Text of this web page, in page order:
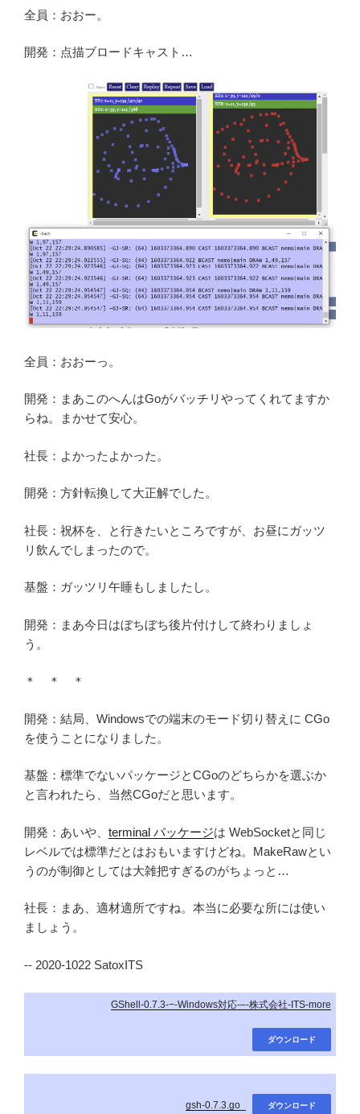
全員：おおー。
開発：点描ブロードキャスト…
全員：おおーっ。
開発：まあこのへんはGoがバッチリやってくれてますか
らね。まかせて安心。
社長：よかったよかった。
開発：方針転換して大正解でした。
社長：祝杯を、と行きたいところですが、お昼にガッツ
リ飲んでしまったので。
基盤：ガッツリ午睡もしましたし。
開発：まあ今日はぼちぼち後片付けして終わりましょ
う。
＊ ＊ ＊
開発：結局、Windowsでの端末のモード切り替えに CGo
を使うことになりました。
基盤：標準でないパッケージとCGoのどちらかを選ぶか
と言われたら、当然CGoだと思います。
開発：あいや、 terminal パッケージは WebSocketと同じ
レベルでは標準だとはおもいますけどね。MakeRawとい
うのが制御としては大雑把すぎるのがちょっと…
社長：まあ、適材適所ですね。本当に必要な所には使い
ましょう。
-- 2020-1022 SatoxITS
GShell-0.7.3-−-Windows対応-–-株式会社-ITS-more
ダウンロード
gsh-0.7.3.go_ ダウンロード